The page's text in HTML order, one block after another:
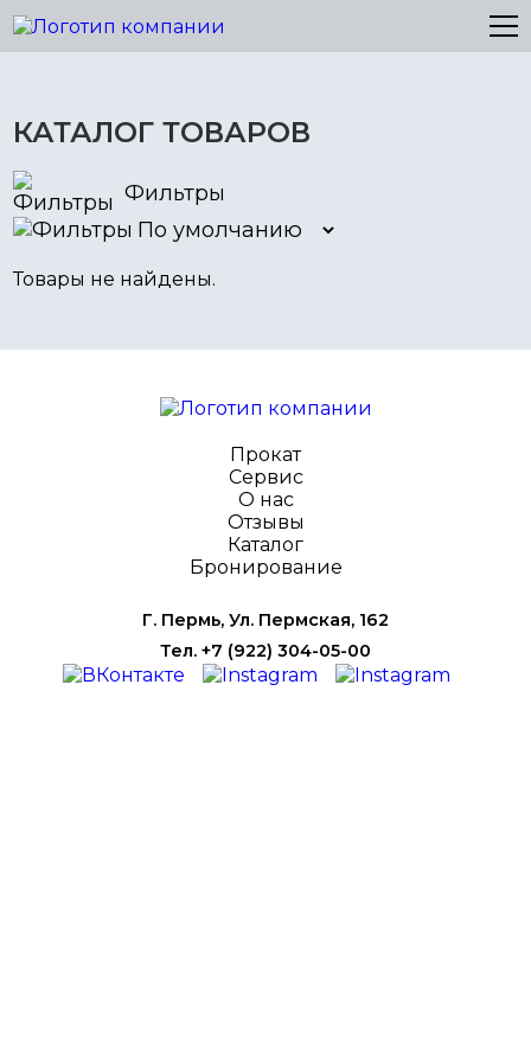
КАТАЛОГ ТОВАРОВ
Фильтры
Товары не найдены.
Прокат
Сервис
О нас
Отзывы
Каталог
Бронирование
Г. Пермь, Ул. Пермская, 162
Тел. +7 (922) 304-05-00